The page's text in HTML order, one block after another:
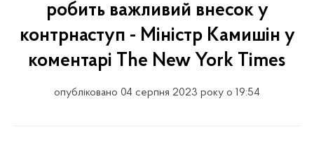
робить важливий внесок у
контрнаступ - Міністр Камишін у
коментарі The New York Times
опубліковано 04 серпня 2023 року о 19:54